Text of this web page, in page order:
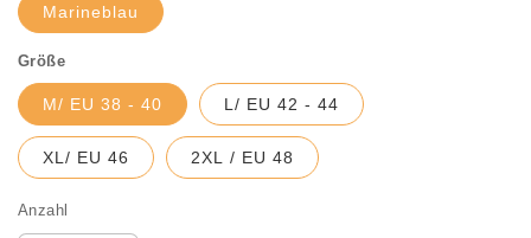
Marineblau
Größe
M/ EU 38 - 40 L/ EU 42 - 44
XL/ EU 46 2XL / EU 48
Anzahl